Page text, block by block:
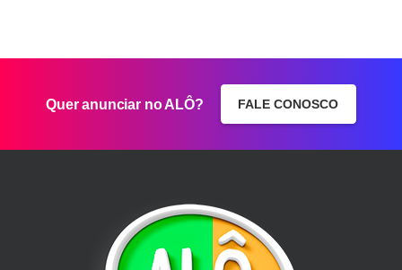
Quer anunciar no ALÔ? FALE CONOSCO